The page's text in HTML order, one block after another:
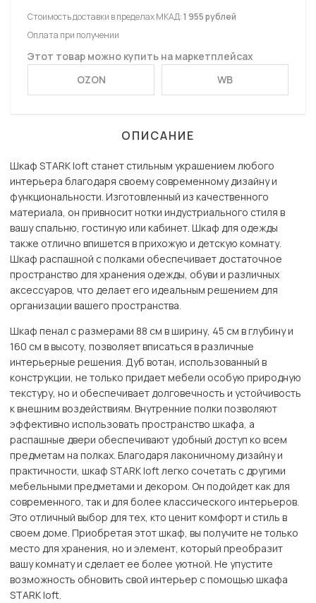
Стоимость доставки в пределах МКАД:1 955 рублей
Оплата при получении
Этот товар можно купить на маркетплейсах
OZON
WB
ОПИСАНИЕ
Шкаф STARK loft станет стильным украшением любого
интерьера благодаря своему современному дизайну и
функциональности. Изготовленный из качественного
материала, он привносит нотки индустриального стиля в
вашу спальню, гостиную или кабинет. Шкаф для одежды
также отлично впишется в прихожую и детскую комнату.
Шкаф распашной с полками обеспечивает достаточное
пространство для хранения одежды, обуви и различных
аксессуаров, что делает его идеальным решением для
организации вашего пространства.
Шкаф пенал с размерами 88 см в ширину, 45 см в глубину и
160 см в высоту, позволяет вписаться в различные
интерьерные решения. Дуб вотан, использованный в
конструкции, не только придает мебели особую природную
текстуру, но и обеспечивает долговечность и устойчивость
к внешним воздействиям. Внутренние полки позволяют
эффективно использовать пространство шкафа, а
распашные двери обеспечивают удобный доступ ко всем
предметам на полках. Благодаря лаконичному дизайну и
практичности, шкаф STARK loft легко сочетать с другими
мебельными предметами и декором. Он подойдет как для
современного, так и для более классического интерьеров.
Это отличный выбор для тех, кто ценит комфорт и стиль в
своем доме. Приобретая этот шкаф, вы получите не только
место для хранения, но и элемент, который преобразит
вашу комнату и сделает ее более уютной. Не упустите
возможность обновить свой интерьер с помощью шкафа
STARK loft.